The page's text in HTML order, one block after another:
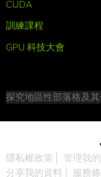
CUDA
訓練課程
GPU 科技大會
探究地區性部落格及
隱私權政策 管理我
分享我的資料
服務